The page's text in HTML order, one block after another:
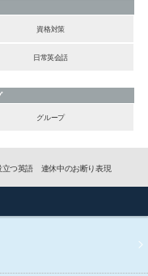
資格対策
日常英会話
グループ
立つ英語 連休中のお断り表現